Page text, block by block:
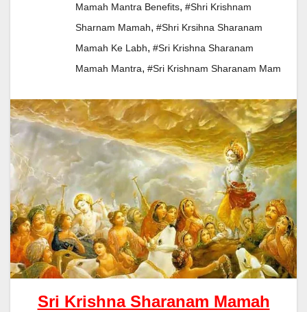
Mamah Mantra Benefits, #shri Krishnam
Sharnam Mamah, #shri Krsihna Sharanam
Mamah Ke Labh, #sri Krishna Sharanam
Mamah Mantra, #sri Krishnam Sharanam Mam
Sri Krishna Sharanam Mamah